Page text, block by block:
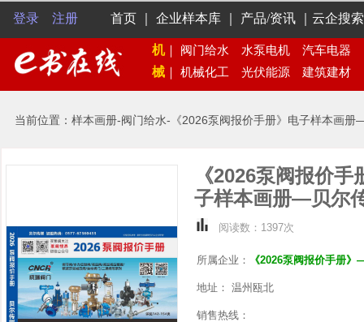
登录 注册 首页 企业样本库 产品/资讯 云企搜索
机｜ 阀门给水 水泵电机 汽车电器
械
机械化工 光伏能源 建筑建材
当前位置：样本画册-阀门给水-《2026泵阀报价手册》电子样本画册
《2026泵阀报价手
子样本画册—贝尔
阅读数：1397次
所属企业： 《2026泵阀报价手册
地址： 温州瓯北
销售热线：